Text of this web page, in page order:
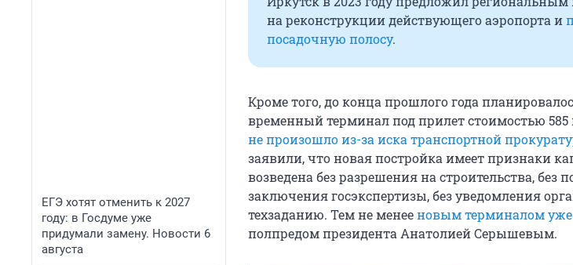
ЕГЭ хотят отменить к 2027
году: в Госдуме уже
придумали замену. Новости 6
августа
на реконструкции действующего аэропорта и
посадочную полосу.
Кроме того, до конца прошлого года
временный терминал под прилет стоимостью 585
не произошло из-за иска транспортной
заявили, что новая постройка имеет признаки
возведена без разрешения на строительства, без
заключения госэкспертизы, без уведомления
техзаданию. Тем не менееновым терминалом уже
полпредом президента Анатолией Серышевым.